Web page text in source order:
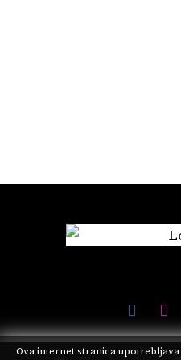
Ova internet stranica